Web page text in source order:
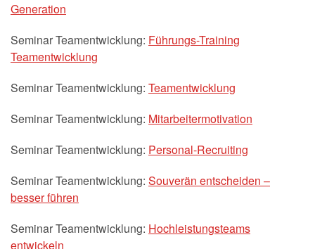
Generation
Seminar Teamentwicklung: Führungs-Training
Teamentwicklung
Seminar Teamentwicklung: Teamentwicklung
Seminar Teamentwicklung: Mitarbeitermotivation
Seminar Teamentwicklung: Personal-Recruiting
Seminar Teamentwicklung: Souverän entscheiden –
besser führen
Seminar Teamentwicklung: Hochleistungsteams
entwickeln